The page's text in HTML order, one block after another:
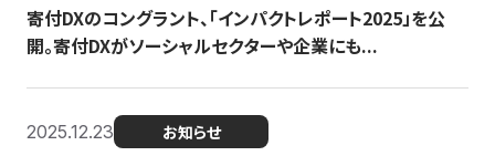
寄付DXのコングラント、「インパクトレポート2025」を公
開。寄付DXがソーシャルセクターや企業にも...
2025.12.23 お知らせ